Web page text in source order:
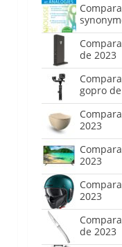
de 2023
gopro
2023
2023
2023
de 2023